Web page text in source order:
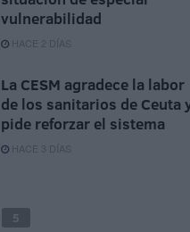
vulnerabilidad
HACE 2 DÍAS
La CESM agradece la labor
de los sanitarios de Ceuta
pide reforzar el sistema
HACE 3 DÍAS
5